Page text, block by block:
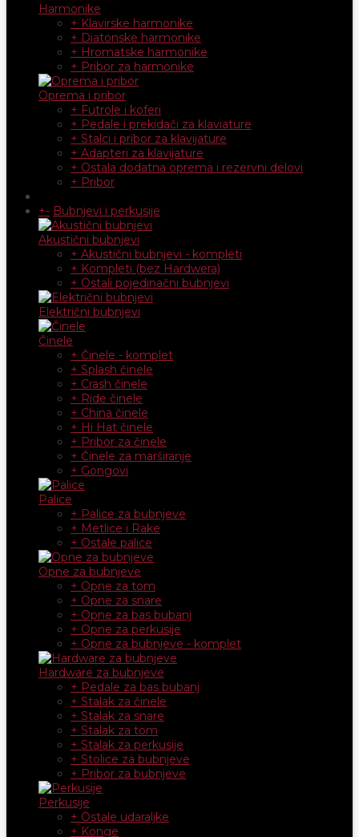
Harmonike
+ Klavirske harmonike
+ Diatonske harmonike
+ Hromatske harmonike
+ Pribor za harmonike
Oprema i pribor
+ Futrole i koferi
+ Pedale i prekidači za klaviature
+ Stalci i pribor za klavijature
+ Adapteri za klavijature
+ Ostala dodatna oprema i rezervni delovi
+ Pribor
+- Bubnjevi i perkusije
Akustični bubnjevi
+ Akustični bubnjevi - kompleti
+ Kompleti (bez Hardwera)
+ Ostali pojedinačni bubnjevi
Električni bubnjevi
Činele
+ Činele - komplet
+ Splash činele
+ Crash činele
+ Ride činele
+ China činele
+ Hi Hat činele
+ Pribor za činele
+ Činele za marširanje
+ Gongovi
Palice
+ Palice za bubnjeve
+ Metlice i Rake
+ Ostale palice
Opne za bubnjeve
+ Opne za tom
+ Opne za snare
+ Opne za bas bubanj
+ Opne za perkusije
+ Opne za bubnjeve - komplet
Hardware za bubnjeve
+ Pedale za bas bubanj
+ Stalak za činele
+ Stalak za snare
+ Stalak za tom
+ Stalak za perkusije
+ Stolice za bubnjeve
+ Pribor za bubnjeve
Perkusije
+ Ostale udaraljke
+ Konge